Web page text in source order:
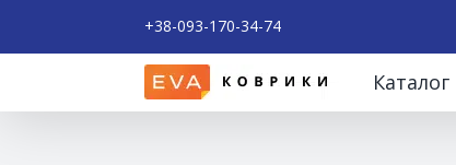
+38-093-170-34-74
Каталог